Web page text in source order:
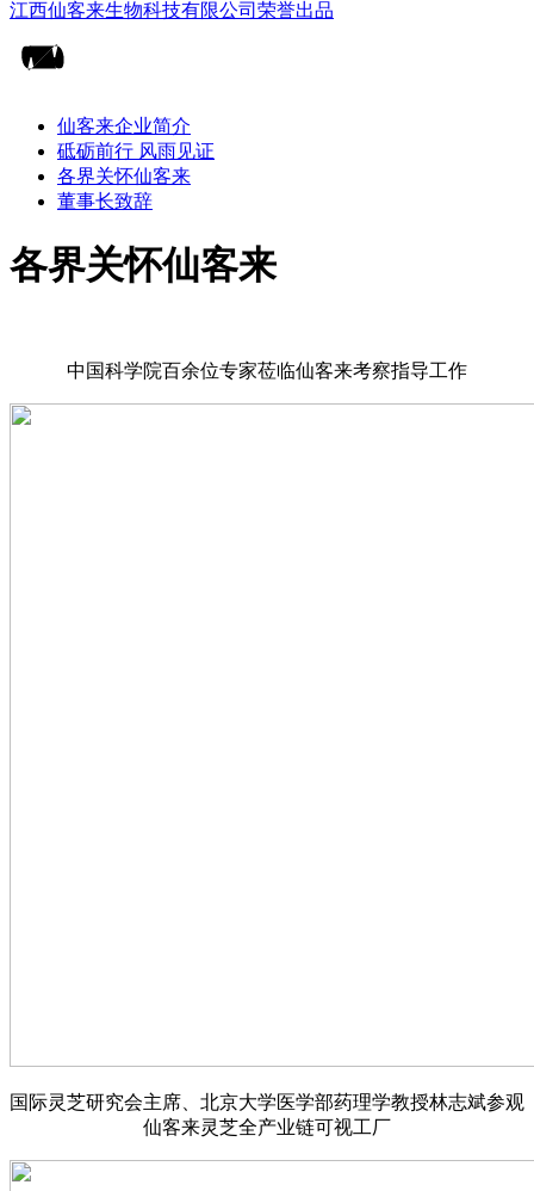
仙客来企业简介
砥砺前行 风雨见证
各界关怀仙客来
董事长致辞
各界关怀仙客来
中国科学院百余位专家莅临仙客来考察指导工作
国际灵芝研究会主席、北京大学医学部药理学教授林志斌参观
仙客来灵芝全产业链可视工厂